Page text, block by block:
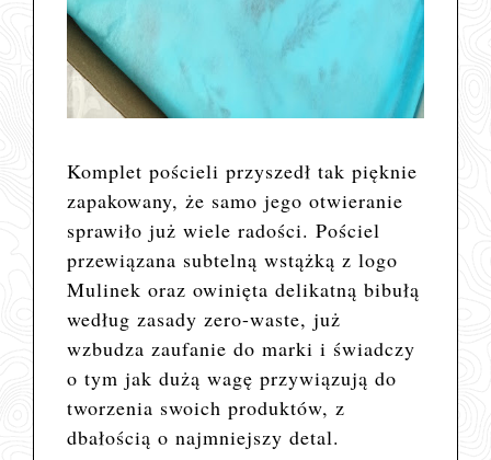
Komplet pościeli przyszedł tak pięknie
zapakowany, że samo jego otwieranie
sprawiło już wiele radości. Pościel
przewiązana subtelną wstążką z logo
Mulinek oraz owinięta delikatną bibułą
według zasady zero-waste, już
wzbudza zaufanie do marki i świadczy
o tym jak dużą wagę przywiązują do
tworzenia swoich produktów, z
dbałością o najmniejszy detal.